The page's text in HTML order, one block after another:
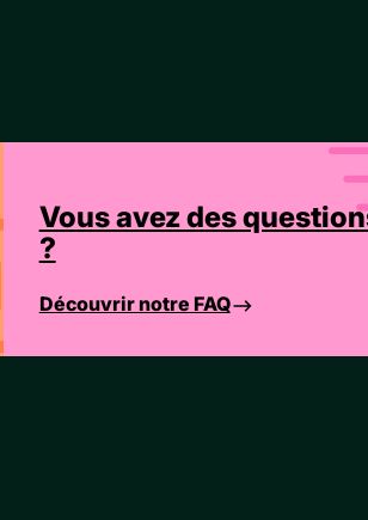
Vous avez des
?
Découvrir notre FAQ